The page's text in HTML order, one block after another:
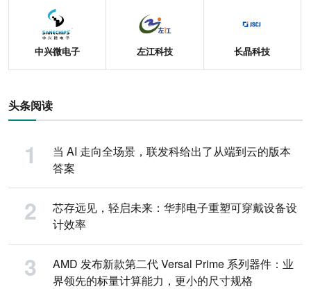
中兴微电子 左江科技 长晶科技
头条阅读
当 AI 走向全场景，联发科给出了从端到云的版本
答案
芯存远见，轻启未来：华邦电子重塑可穿戴设备设
计效率
AMD 发布新款第二代 Versal Prime 系列器件：业
界领先的标量计算能力，更小的尺寸规格